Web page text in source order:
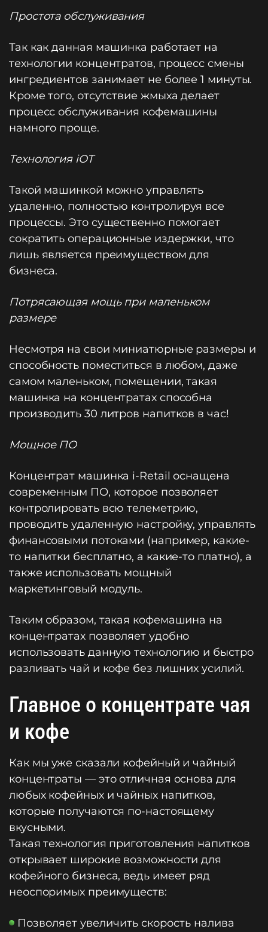
Простота обслуживания
Так как данная машинка работает на
технологии концентратов, процесс смены
ингредиентов занимает не более 1 минуты.
Кроме того, отсутствие жмыха делает
процесс обслуживания кофемашины
намного проще.
Технология iOT
Такой машинкой можно управлять
удаленно, полностью контролируя все
процессы. Это существенно помогает
сократить операционные издержки, что
лишь является преимуществом для
бизнеса.
Потрясающая мощь при маленьком
размере
Несмотря на свои миниатюрные размеры и
способность поместиться в любом, даже
самом маленьком, помещении, такая
машинка на концентратах способна
производить 30 литров напитков в час!
Мощное ПО
Концентрат машинка i-Retail оснащена
современным ПО, которое позволяет
контролировать всю телеметрию,
проводить удаленную настройку, управлять
финансовыми потоками (например, какие-
то напитки бесплатно, а какие-то платно), а
также использовать мощный
маркетинговый модуль.
Таким образом, такая кофемашина на
концентратах позволяет удобно
использовать данную технологию и быстро
разливать чай и кофе без лишних усилий.
Главное о концентрате чая
и кофе
Как мы уже сказали кофейный и чайный
концентраты — это отличная основа для
любых кофейных и чайных напитков,
которые получаются по-настоящему
вкусными.
Такая технология приготовления напитков
открывает широкие возможности для
кофейного бизнеса, ведь имеет ряд
неоспоримых преимуществ:
Позволяет увеличить скорость налива